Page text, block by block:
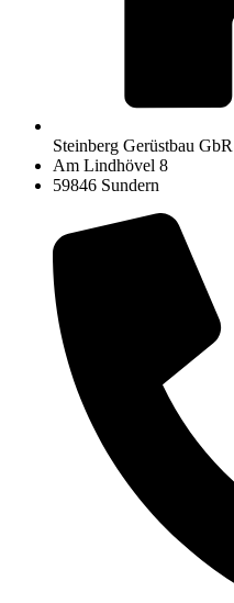
Steinberg Gerüstbau GbR
Am Lindhövel 8
59846 Sundern